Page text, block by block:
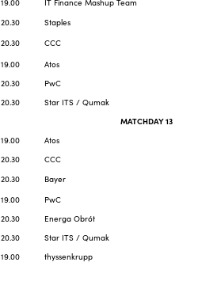
19.00
IT Finance Mashup Team
20.30
Staples
20.30
CCC
19.00
Atos
20.30
PwC
20.30
Star ITS / Qumak
MATCHDAY 13
19.00
Atos
20.30
CCC
20.30
Bayer
19.00
PwC
20.30
Energa Obrót
20.30
Star ITS / Qumak
19.00 thyssenkrupp